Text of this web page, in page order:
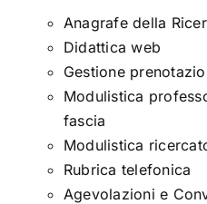
Anagrafe della
Didattica web
Gestione
Modulistica
fascia
Modulistica
Rubrica telefonica
Agevolazioni e